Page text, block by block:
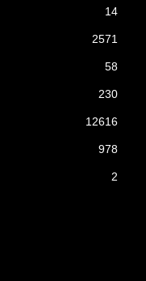
14
2571
58
230
12616
978
2